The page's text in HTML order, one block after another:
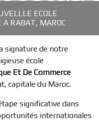
ECOLE
A RABAT, MAROC
signature de notre
école
Et De Commerce
capitale du Maroc.
significative dans
internationales